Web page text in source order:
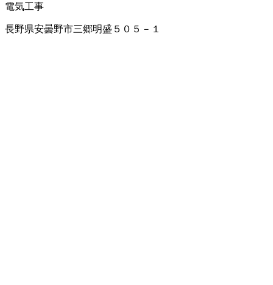
電気工事
長野県安曇野市三郷明盛５０５－１